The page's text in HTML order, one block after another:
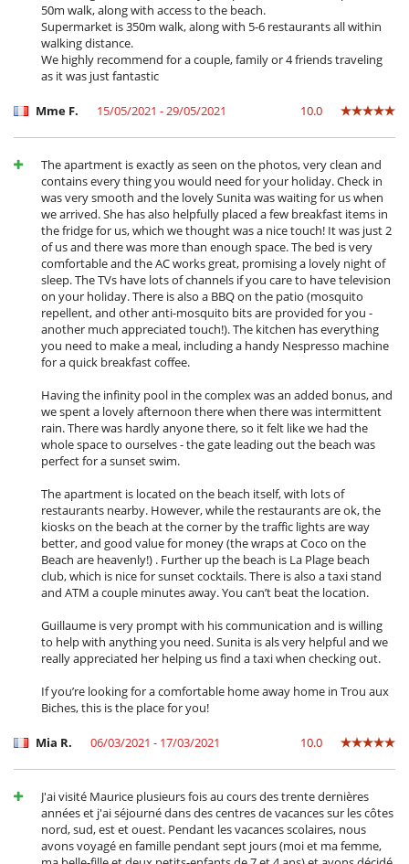
50m walk, along with access to the beach.
Supermarket is 350m walk, along with 5-6 restaurants all within
walking distance.
We highly recommend for a couple, family or 4 friends traveling
as it was just fantastic
Mme F. 15/05/2021 - 29/05/2021 10.0
The apartment is exactly as seen on the photos, very clean and
contains every thing you would need for your holiday. Check in
was very smooth and the lovely Sunita was waiting for us when
we arrived. She has also helpfully placed a few breakfast items in
the fridge for us, which we thought was a nice touch! It was just 2
of us and there was more than enough space. The bed is very
comfortable and the AC works great, promising a lovely night of
sleep. The TVs have lots of channels if you care to have television
on your holiday. There is also a BBQ on the patio (mosquito
repellent, and other anti-mosquito bits are provided for you -
another much appreciated touch!). The kitchen has everything
you need to make a meal, including a handy Nespresso machine
for a quick breakfast coffee.
Having the infinity pool in the complex was an added bonus, and
we spent a lovely afternoon there when there was intermittent
rain. There was hardly anyone there, so it felt like we had the
whole space to ourselves - the gate leading out the beach was
perfect for a sunset swim.
The apartment is located on the beach itself, with lots of
restaurants nearby. However, while the restaurants are ok, the
kiosks on the beach at the corner by the traffic lights are way
better, and good value for money (the wraps at Coco on the
Beach are heavenly!) . Further up the beach is La Plage beach
club, which is nice for sunset cocktails. There is also a taxi stand
and ATM a couple minutes away. You can’t beat the location.
Guillaume is very prompt with his communication and is willing
to help with anything you need. Sunita is als very helpful and we
really appreciated her helping us find a taxi when checking out.
If you’re looking for a comfortable home away home in Trou aux
Biches, this is the place for you!
Mia R. 06/03/2021 - 17/03/2021 10.0
J'ai visité Maurice plusieurs fois au cours des trente dernières
années et j'ai séjourné dans des centres de vacances sur les côtes
nord, sud, est et ouest. Pendant les vacances scolaires, nous
avons voyagé en famille pendant sept jours (moi et ma femme,